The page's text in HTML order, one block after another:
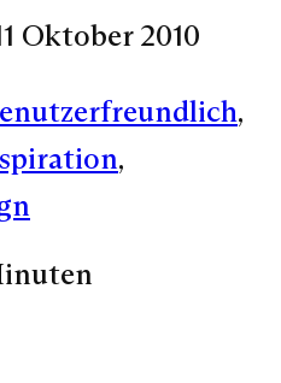
Oktober 2010